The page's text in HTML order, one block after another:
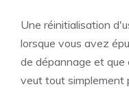
Une réinitialisation
lorsque vous avez
de dépannage et
veut tout simplement